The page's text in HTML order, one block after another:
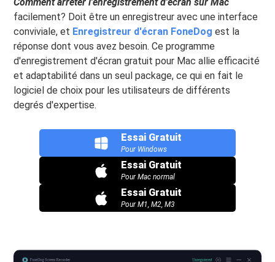
Comment arrêter l'enregistrement d'écran sur Mac
facilement? Doit être un enregistreur avec une interface
conviviale, et Enregistreur d'écran FoneDog est la
réponse dont vous avez besoin. Ce programme
d'enregistrement d'écran gratuit pour Mac allie efficacité
et adaptabilité dans un seul package, ce qui en fait le
logiciel de choix pour les utilisateurs de différents
degrés d'expertise.
Essai Gratuit
Pour Windows
Essai Gratuit
Pour Mac normal
Essai Gratuit
Pour M1, M2, M3